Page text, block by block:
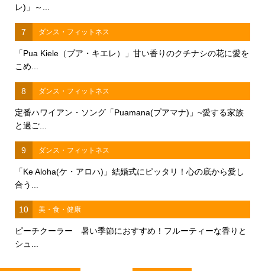
レ)」～...
7 ダンス・フィットネス
「Pua Kiele（プア・キエレ）」甘い香りのクチナシの花に愛を
こめ...
8 ダンス・フィットネス
定番ハワイアン・ソング「Puamana(プアマナ)」~愛する家族
と過ご...
9 ダンス・フィットネス
「Ke Aloha(ケ・アロハ)」結婚式にピッタリ！心の底から愛し
合う...
10 美・食・健康
ピーチクーラー 暑い季節におすすめ！フルーティーな香りと
シュ...